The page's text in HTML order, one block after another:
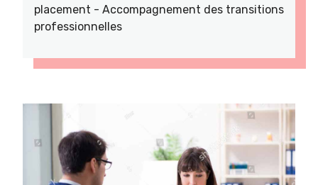
placement - Accompagnement des transitions
professionnelles